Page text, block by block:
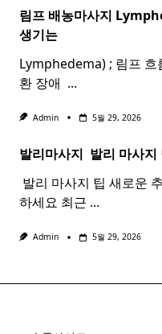
림프 배농마사지
생기는
Lymphedema) ; 림프 흐
환 장애 ​ ...
Admin 5월 29, 2026
발리마사지 ​ 발리 마사지
발리 마사지 팁 새로운
하세요 최근 ...
Admin 5월 29, 2026